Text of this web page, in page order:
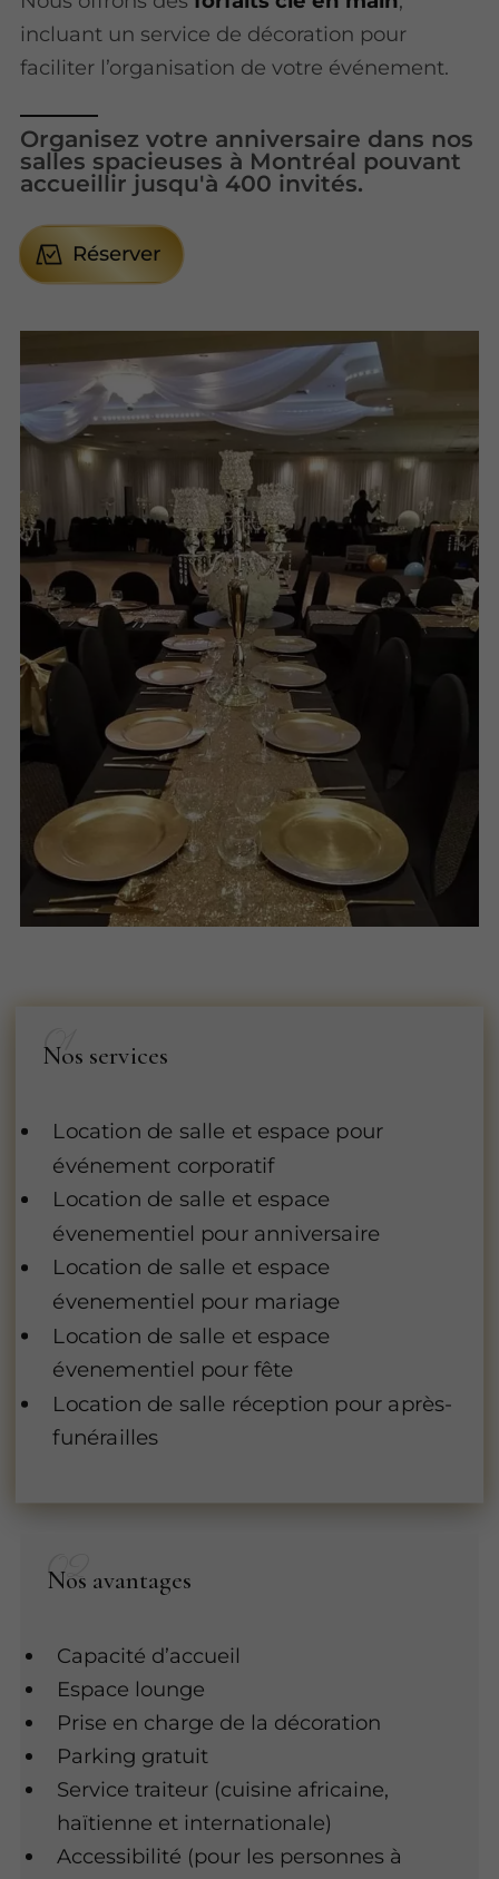
incluant un service de décoration pour
faciliter l’organisation de votre événement.
Organisez votre anniversaire dans nos
salles spacieuses à Montréal pouvant
accueillir jusqu'à 400 invités.
Réserver
Nos services
Location de salle et espace pour
événement corporatif
Location de salle et espace
évenementiel pour anniversaire
Location de salle et espace
évenementiel pour mariage
Location de salle et espace
évenementiel pour fête
Location de salle réception pour après-
funérailles
Nos avantages
Capacité d’accueil
Espace lounge
Prise en charge de la décoration
Parking gratuit
Service traiteur (cuisine africaine,
haïtienne et internationale)
Accessibilité (pour les personnes à